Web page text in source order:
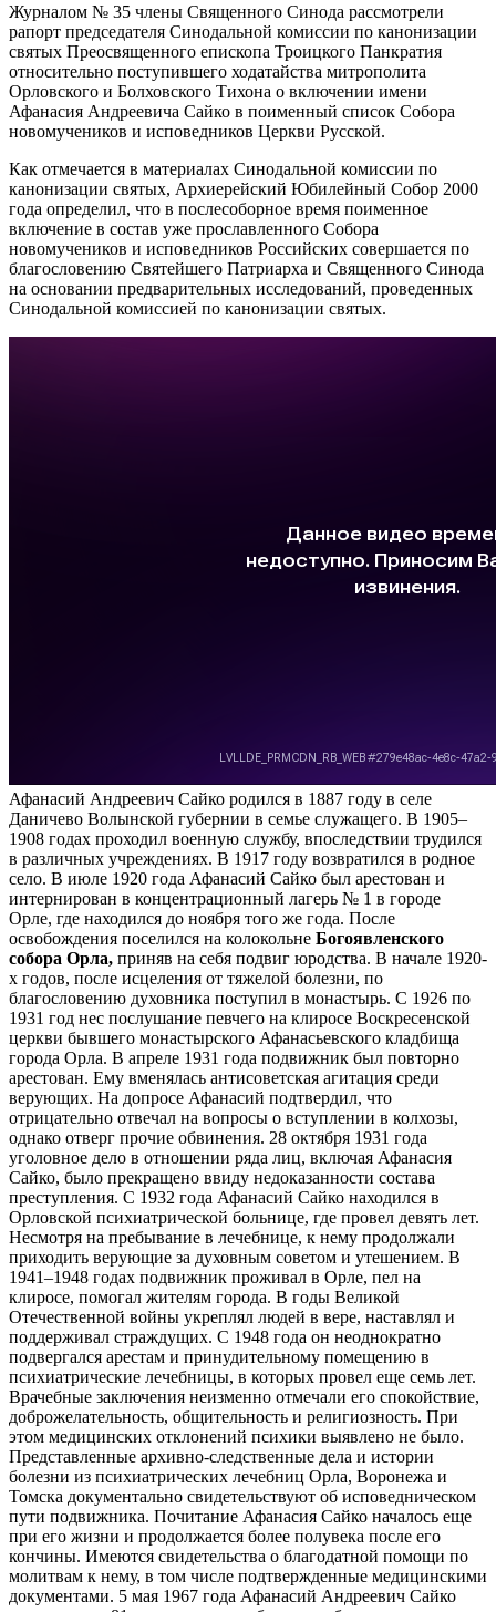
Журналом № 35 члены Священного Синода рассмотрели
рапорт председателя Синодальной комиссии по канонизации
святых Преосвященного епископа Троицкого Панкратия
относительно поступившего ходатайства митрополита
Орловского и Болховского Тихона о включении имени
Афанасия Андреевича Сайко в поименный список Собора
новомучеников и исповедников Церкви Русской.
Как отмечается в материалах Синодальной комиссии по
канонизации святых, Архиерейский Юбилейный Собор 2000
года определил, что в послесоборное время поименное
включение в состав уже прославленного Собора
новомучеников и исповедников Российских совершается по
благословению Святейшего Патриарха и Священного Синода
на основании предварительных исследований, проведенных
Синодальной комиссией по канонизации святых.
Афанасий Андреевич Сайко родился в 1887 году в селе
Даничево Волынской губернии в семье служащего. В 1905–
1908 годах проходил военную службу, впоследствии трудился
в различных учреждениях. В 1917 году возвратился в родное
село. В июле 1920 года Афанасий Сайко был арестован и
интернирован в концентрационный лагерь № 1 в городе
Орле, где находился до ноября того же года. После
освобождения поселился на колокольне Богоявленского
собора Орла, приняв на себя подвиг юродства. В начале 1920-
х годов, после исцеления от тяжелой болезни, по
благословению духовника поступил в монастырь. С 1926 по
1931 год нес послушание певчего на клиросе Воскресенской
церкви бывшего монастырского Афанасьевского кладбища
города Орла. В апреле 1931 года подвижник был повторно
арестован. Ему вменялась антисоветская агитация среди
верующих. На допросе Афанасий подтвердил, что
отрицательно отвечал на вопросы о вступлении в колхозы,
однако отверг прочие обвинения. 28 октября 1931 года
уголовное дело в отношении ряда лиц, включая Афанасия
Сайко, было прекращено ввиду недоказанности состава
преступления. С 1932 года Афанасий Сайко находился в
Орловской психиатрической больнице, где провел девять лет.
Несмотря на пребывание в лечебнице, к нему продолжали
приходить верующие за духовным советом и утешением. В
1941–1948 годах подвижник проживал в Орле, пел на
клиросе, помогал жителям города. В годы Великой
Отечественной войны укреплял людей в вере, наставлял и
поддерживал страждущих. С 1948 года он неоднократно
подвергался арестам и принудительному помещению в
психиатрические лечебницы, в которых провел еще семь лет.
Врачебные заключения неизменно отмечали его спокойствие,
доброжелательность, общительность и религиозность. При
этом медицинских отклонений психики выявлено не было.
Представленные архивно-следственные дела и истории
болезни из психиатрических лечебниц Орла, Воронежа и
Томска документально свидетельствуют об исповедническом
пути подвижника. Почитание Афанасия Сайко началось еще
при его жизни и продолжается более полувека после его
кончины. Имеются свидетельства о благодатной помощи по
молитвам к нему, в том числе подтвержденные медицинскими
документами. 5 мая 1967 года Афанасий Андреевич Сайко